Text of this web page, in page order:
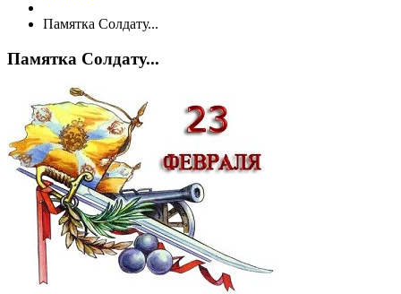
Памятка Солдату...
Памятка Солдату...